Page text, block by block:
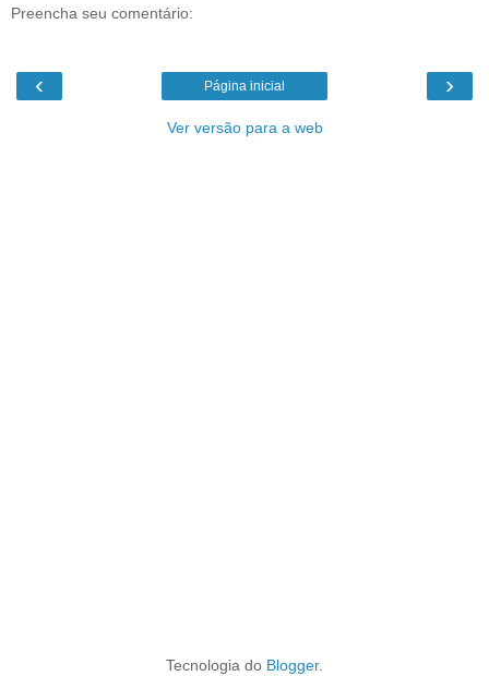
Preencha seu comentário:
‹ ›
Página inicial
Ver versão para a web
Tecnologia do Blogger.